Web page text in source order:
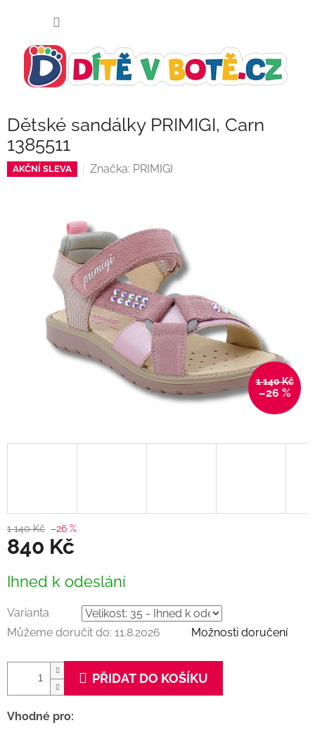
Dětské sandálky PRIMIGI, Carn
1385511
AKČNÍ SLEVA Značka: PRIMIGI
1 140 Kč
–26 %
1 140 Kč –26 %
840 Kč
cena:
Ihned k odeslání
Varianta
Můžeme doručit do: 11.8.2026 Možnosti doručení
PŘIDAT DO KOŠÍKU
Vhodné pro: